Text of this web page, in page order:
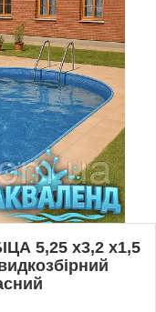
5,25 х3,2 х1,5